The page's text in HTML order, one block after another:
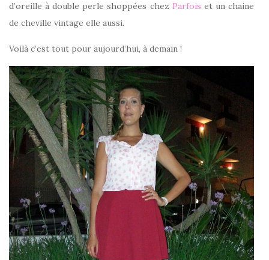
d’oreille à double perle shoppées chez Parfois et un chaine
de cheville vintage elle aussi.
Voilà c’est tout pour aujourd’hui, à demain !